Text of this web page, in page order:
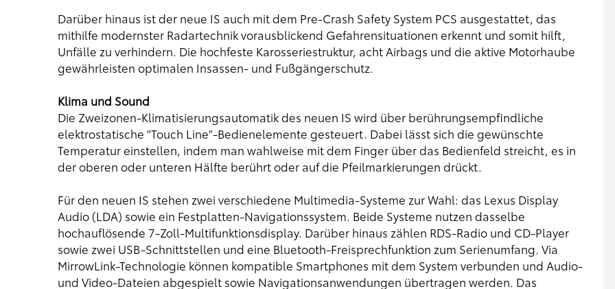
Darüber hinaus ist der neue IS auch mit dem Pre-Crash Safety System PCS ausgestattet, das
mithilfe modernster Radartechnik vorausblickend Gefahrensituationen erkennt und somit hilft,
Unfälle zu verhindern. Die hochfeste Karosseriestruktur, acht Airbags und die aktive Motorhaube
gewährleisten optimalen Insassen- und Fußgängerschutz.
Klima und Sound
Die Zweizonen-Klimatisierungsautomatik des neuen IS wird über berührungsempfindliche
elektrostatische "Touch Line"-Bedienelemente gesteuert. Dabei lässt sich die gewünschte
Temperatur einstellen, indem man wahlweise mit dem Finger über das Bedienfeld streicht, es in
der oberen oder unteren Hälfte berührt oder auf die Pfeilmarkierungen drückt.
Für den neuen IS stehen zwei verschiedene Multimedia-Systeme zur Wahl: das Lexus Display
Audio (LDA) sowie ein Festplatten-Navigationssystem. Beide Systeme nutzen dasselbe
hochauflösende 7-Zoll-Multifunktionsdisplay. Darüber hinaus zählen RDS-Radio und CD-Player
sowie zwei USB-Schnittstellen und eine Bluetooth-Freisprechfunktion zum Serienumfang. Via
MirrowLink-Technologie können kompatible Smartphones mit dem System verbunden und Audio-
und Video-Dateien abgespielt sowie Navigationsanwendungen übertragen werden. Das